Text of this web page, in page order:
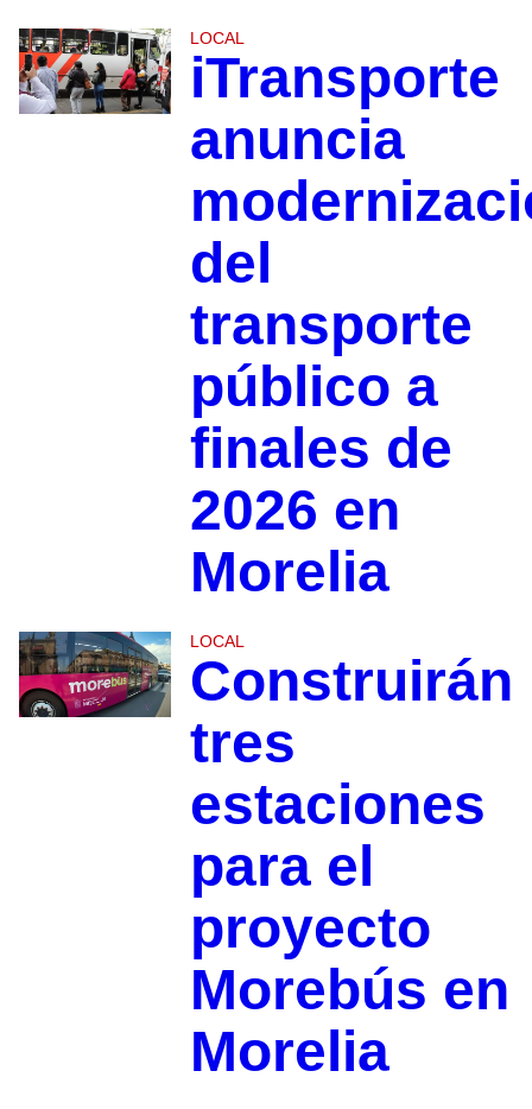
LOCAL
iTransporte
anuncia
del
transporte
público a
finales de
2026 en
Morelia
LOCAL
Construirán
tres
estaciones
para el
proyecto
Morebús en
Morelia